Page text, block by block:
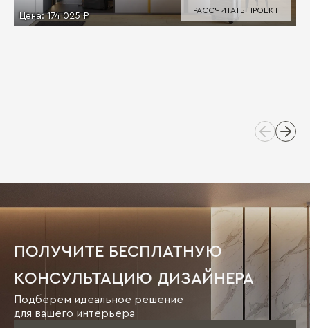
Цена:174 025 ₽
РАССЧИТАТЬ ПРОЕКТ
ПОЛУЧИТЕ БЕСПЛАТНУЮ
КОНСУЛЬТАЦИЮ ДИЗАЙНЕРА
Подберём идеальное решение
для вашего интерьера